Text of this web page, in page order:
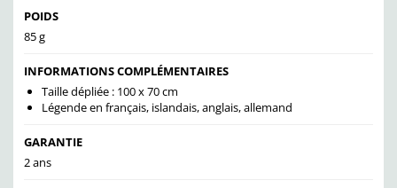
POIDS
85 g
INFORMATIONS COMPLÉMENTAIRES
Taille dépliée : 100 x 70 cm
Légende en français, islandais, anglais, allemand
GARANTIE
2 ans